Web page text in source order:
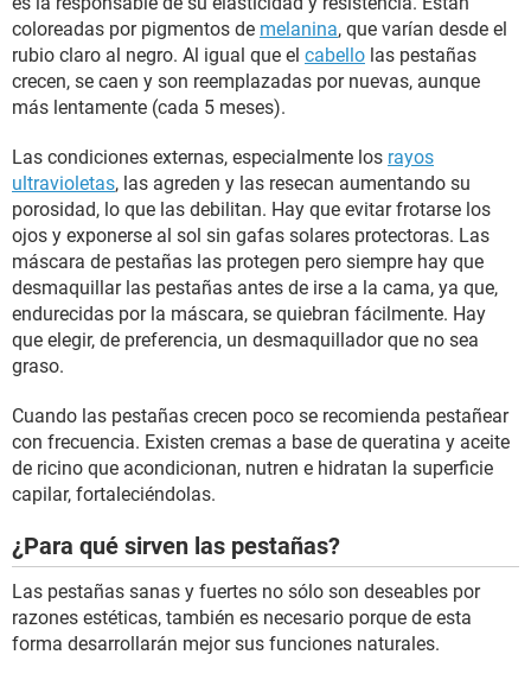
coloreadas por pigmentos de melanina, que varían desde el
rubio claro al negro. Al igual que el cabello las pestañas
crecen, se caen y son reemplazadas por nuevas, aunque
más lentamente (cada 5 meses).
Las condiciones externas, especialmente los rayos
ultravioletas, las agreden y las resecan aumentando su
porosidad, lo que las debilitan. Hay que evitar frotarse los
ojos y exponerse al sol sin gafas solares protectoras. Las
máscara de pestañas las protegen pero siempre hay que
desmaquillar las pestañas antes de irse a la cama, ya que,
endurecidas por la máscara, se quiebran fácilmente. Hay
que elegir, de preferencia, un desmaquillador que no sea
graso.
Cuando las pestañas crecen poco se recomienda pestañear
con frecuencia. Existen cremas a base de queratina y aceite
de ricino que acondicionan, nutren e hidratan la superficie
capilar, fortaleciéndolas.
¿Para qué sirven las pestañas?
Las pestañas sanas y fuertes no sólo son deseables por
razones estéticas, también es necesario porque de esta
forma desarrollarán mejor sus funciones naturales.